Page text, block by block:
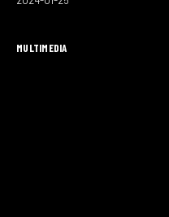
MULTIMEDIA